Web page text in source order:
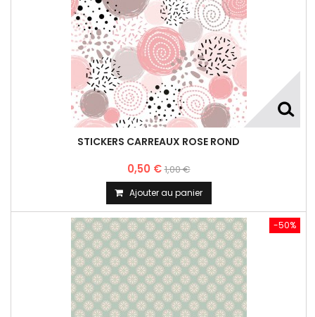
STICKERS CARREAUX ROSE ROND
0,50 €1,00 €
Ajouter au panier
-50%